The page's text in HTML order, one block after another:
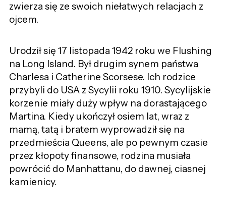
zwierza się ze swoich niełatwych relacjach z
ojcem.
Urodził się 17 listopada 1942 roku we Flushing
na Long Island. Był drugim synem państwa
Charlesa i Catherine Scorsese. Ich rodzice
przybyli do USA z Sycylii roku 1910. Sycylijskie
korzenie miały duży wpływ na dorastającego
Martina. Kiedy ukończył osiem lat, wraz z
mamą, tatą i bratem wyprowadził się na
przedmieścia Queens, ale po pewnym czasie
przez kłopoty finansowe, rodzina musiała
powrócić do Manhattanu, do dawnej, ciasnej
kamienicy.